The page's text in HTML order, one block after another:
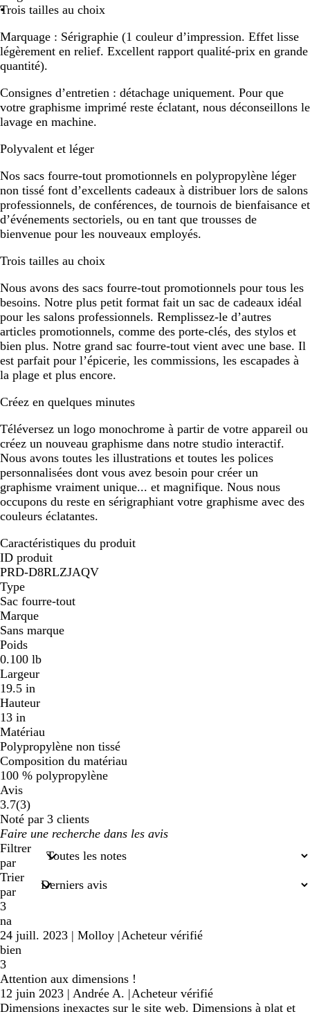
a
m
u
i
r
n
e
a
s
e
u
Trois tailles au choix
Marquage : Sérigraphie (1 couleur d’impression. Effet lisse
légèrement en relief. Excellent rapport qualité-prix en grande
quantité).
Consignes d’entretien : détachage uniquement. Pour que
votre graphisme imprimé reste éclatant, nous déconseillons le
lavage en machine.
Polyvalent et léger
Nos sacs fourre-tout promotionnels en polypropylène léger
non tissé font d’excellents cadeaux à distribuer lors de salons
professionnels, de conférences, de tournois de bienfaisance et
d’événements sectoriels, ou en tant que trousses de
bienvenue pour les nouveaux employés.
Trois tailles au choix
Nous avons des sacs fourre-tout promotionnels pour tous les
besoins. Notre plus petit format fait un sac de cadeaux idéal
pour les salons professionnels. Remplissez-le d’autres
articles promotionnels, comme des porte-clés, des stylos et
bien plus. Notre grand sac fourre-tout vient avec une base. Il
est parfait pour l’épicerie, les commissions, les escapades à
la plage et plus encore.
Créez en quelques minutes
Téléversez un logo monochrome à partir de votre appareil ou
créez un nouveau graphisme dans notre studio interactif.
Nous avons toutes les illustrations et toutes les polices
personnalisées dont vous avez besoin pour créer un
graphisme vraiment unique... et magnifique. Nous nous
occupons du reste en sérigraphiant votre graphisme avec des
couleurs éclatantes.
Caractéristiques du produit
ID produit
PRD-D8RLZJAQV
Type
Sac fourre-tout
Marque
Sans marque
Poids
0.100 lb
Largeur
19.5 in
Hauteur
13 in
Matériau
Polypropylène non tissé
Composition du matériau
100 % polypropylène
Avis
3.7(33
avis
)
Noté par 3 clients
Mes
saisies
de
recherche
Filtrer
par
Trier
par
3
na
24 juill. 2023 | Molloy |Acheteur vérifié
bien
3
Attention aux dimensions !
12 juin 2023 | Andrée A. |Acheteur vérifié
Dimensions inexactes sur le site web. Dimensions à plat et